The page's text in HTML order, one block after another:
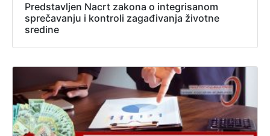
Predstavljen Nacrt zakona o integrisanom
sprečavanju i kontroli zagađivanja životne
sredine